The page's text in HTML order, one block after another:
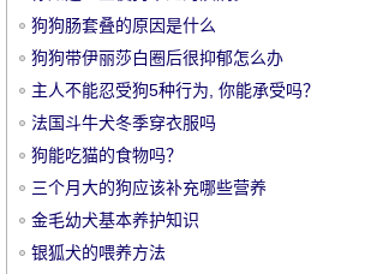
主人不能忍受狗5种行为, 你能承受吗？
法国斗牛犬冬季穿衣服吗
狗能吃猫的食物吗？
三个月大的狗应该补充哪些营养
金毛幼犬基本养护知识
银狐犬的喂养方法
狗狗肠套叠的原因是什么
狗狗带伊丽莎白圈后很抑郁怎么办
主人不能忍受狗5种行为, 你能承受吗？
法国斗牛犬冬季穿衣服吗
狗能吃猫的食物吗？
三个月大的狗应该补充哪些营养
金毛幼犬基本养护知识
银狐犬的喂养方法